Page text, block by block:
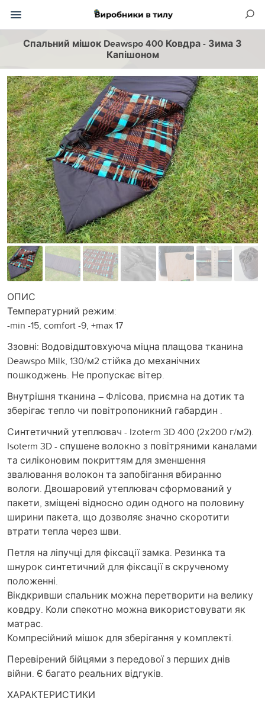
Спальний мішок Deawspo 400 Ковдра - Зима З
Капішоном
ОПИС
Температурний режим:
-min -15, comfort -9, +max 17
Ззовні: Водовідштовхуюча міцна плащова тканина
Deawspo Milk, 130/м2 стійка до механічних
пошкоджень. Не пропускає вітер.
Внутрішня тканина – Флісова, приємна на дотик та
зберігає тепло чи повітропоникний габардин .
Синтетичний утеплювач - Izoterm 3D 400 (2х200 г/м2).
Isoterm 3D - спушене волокно з повітряними каналами
та силіконовим покриттям для зменшення
звалювання волокон та запобігання вбиранню
вологи. Двошаровий утеплювач сформований у
пакети, зміщені відносно один одного на половину
ширини пакета, що дозволяє значно скоротити
втрати тепла через шви.
Петля на ліпучці для фіксації замка. Резинка та
шнурок синтетичний для фіксації в скрученому
положенні.
Вікдкривши спальник можна перетворити на велику
ковдру. Коли спекотно можна використовувати як
матрас.
Компресійний мішок для зберігання у комплекті.
Перевірений бійцями з передової з перших днів
війни. Є багато реальних відгуків.
ХАРАКТЕРИСТИКИ